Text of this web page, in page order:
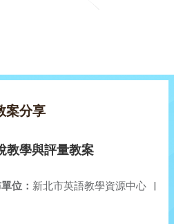
案分享
教學與評量教案
位： 新北市英語教學資源中心 |